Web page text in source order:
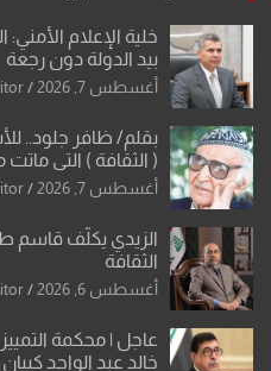
خلية الإعلام
بيد الدولة دون رجعة
أغسطس 7, 2026
بقلم/ ظافر جلود..
والإرث العظيم
أغسطس 7, 2026
الزيدي يكلّف قاسم
الثقافة
أغسطس 6, 2026
عاجل | محكمة
خالد عبد الواحد كبيان